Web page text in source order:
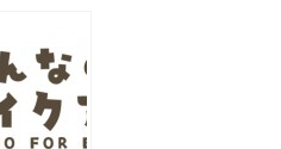
て「総額
ーポンプ
キャンペー
施しま